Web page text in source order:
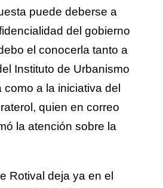
puede deberse a
del gobierno
el conocerla tanto a
Instituto de Urbanismo
a la iniciativa del
quien en correo
la atención sobre la
Rotival deja ya en el